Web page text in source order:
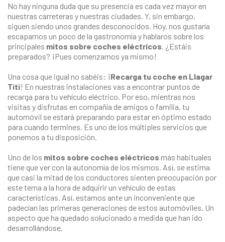
No hay ninguna duda que su presencia es cada vez mayor en
nuestras carreteras y nuestras ciudades. Y, sin embargo,
siguen siendo unos grandes desconocidos. Hoy, nos gustaría
escaparnos un poco de la gastronomía y hablaros sobre los
principales mitos sobre coches eléctricos . ¿Estáis
preparados? ¡Pues comenzamos ya mismo!
Una cosa que igual no sabéis: ¡Recarga tu coche en Llagar
Titi! En nuestras instalaciones vas a encontrar puntos de
recarga para tu vehículo eléctrico. Por eso, mientras nos
visitas y disfrutas en compañía de amigos o familia, tu
automóvil se estará preparando para estar en óptimo estado
para cuando termines. Es uno de los múltiples servicios que
ponemos a tu disposición.
Uno de los mitos sobre coches eléctricos más habituales
tiene que ver con la autonomía de los mismos. Así, se estima
que casi la mitad de los conductores sienten preocupación por
este tema a la hora de adquirir un vehículo de estas
características. Así, estamos ante un inconveniente que
padecían las primeras generaciones de estos automóviles. Un
aspecto que ha quedado solucionado a medida que han ido
desarrollándose.